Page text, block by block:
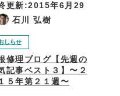
更新:2015年6月29
石川 弘樹
しらせ
修理ブログ【先週の
記事ベスト３】〜２
５年第２１週〜